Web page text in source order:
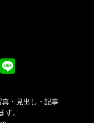
・見出し・記事
す。